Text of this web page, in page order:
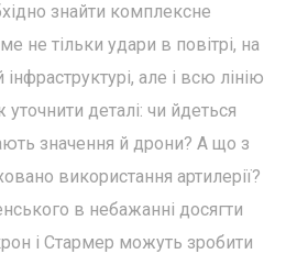
знайти комплексне
не тільки удари в повітрі, на
але і всю лінію
деталі: чи йдеться
значення й дрони? А що з
використання артилерії?
в небажанні досягти
і Стармер можуть зробити